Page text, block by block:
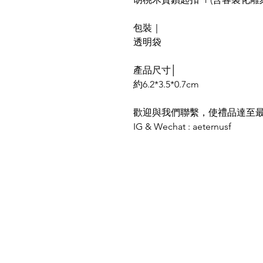
包裝｜
透明袋
產品尺寸│
約6.2*3.5*0.7cm
歡迎與我們聯繫，使禮品達至
IG & Wechat : aeternusf